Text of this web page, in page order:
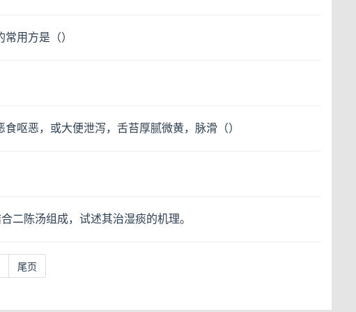
用方是（）
呕恶，或大便泄泻，舌苔厚腻微黄，脉滑（）
二陈汤组成，试述其治湿痰的机理。
尾页